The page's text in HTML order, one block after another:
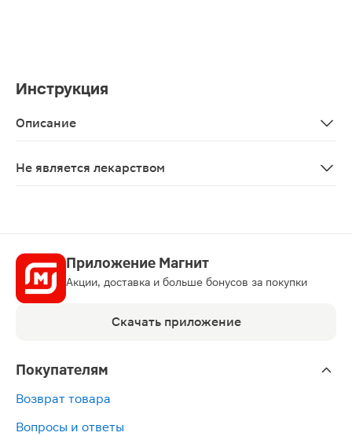
Инструкция
Описание
Не является лекарством
Приложение Магнит
Акции, доставка и больше бонусов за покупки
Скачать приложение
Покупателям
Возврат товара
Вопросы и ответы